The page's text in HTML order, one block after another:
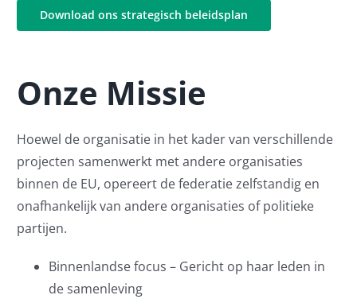
Download ons strategisch beleidsplan
Onze Missie
Hoewel de organisatie in het kader van verschillende
projecten samenwerkt met andere organisaties
binnen de EU, opereert de federatie zelfstandig en
onafhankelijk van andere organisaties of politieke
partijen.
Binnenlandse focus – Gericht op haar leden in
de samenleving